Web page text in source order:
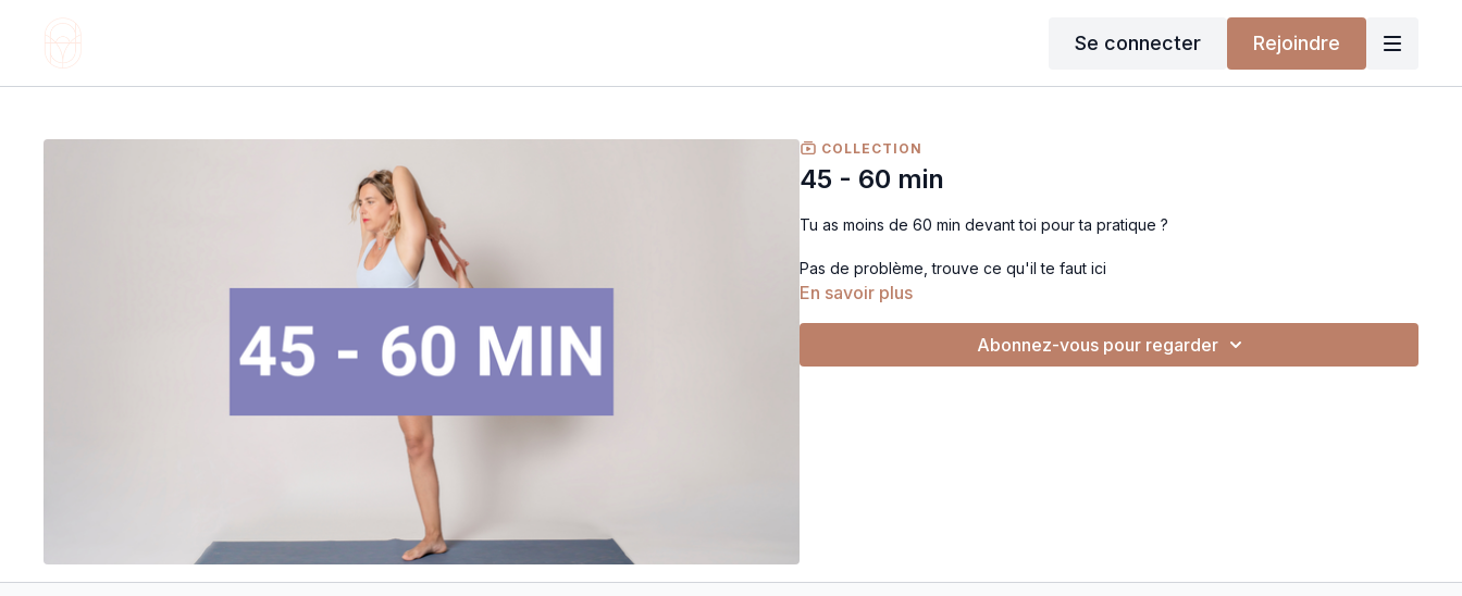
Se connecter Rejoindre
COLLECTION
45 - 60 min
Tu as moins de 60 min devant toi pour ta pratique ?
Pas de problème, trouve ce qu'il te faut ici
En savoir plus
Abonnez-vous pour regarder